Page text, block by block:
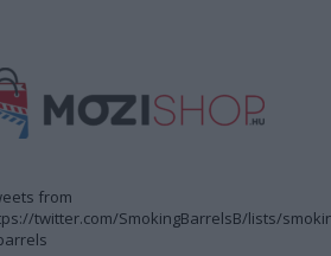
from
twitter.com/SmokingBarrelsB/lists/